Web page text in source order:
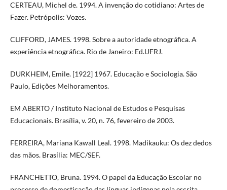
CERTEAU, Michel de. 1994. A invenção do cotidiano: Artes de
Fazer. Petrópolis: Vozes.
CLIFFORD, JAMES. 1998. Sobre a autoridade etnográfica. A
experiência etnográfica. Rio de Janeiro: Ed.UFRJ.
DURKHEIM, Emile. [1922] 1967. Educação e Sociologia. São
Paulo, Edições Melhoramentos.
EM ABERTO / Instituto Nacional de Estudos e Pesquisas
Educacionais. Brasília, v. 20, n. 76, fevereiro de 2003.
FERREIRA, Mariana Kawall Leal. 1998. Madikauku: Os dez dedos
das mãos. Brasília: MEC/SEF.
FRANCHETTO, Bruna. 1994. O papel da Educação Escolar no